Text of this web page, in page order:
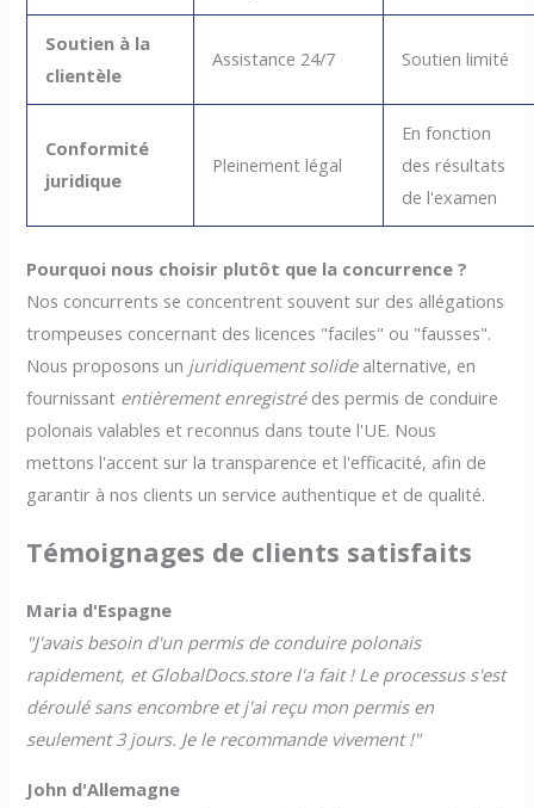
Soutien à la
clientèle
Assistance 24/7 Soutien limité
Conformité
juridique
Pleinement légal
En fonction
des résultats
de l'examen
Pourquoi nous choisir plutôt que la concurrence ?
Nos concurrents se concentrent souvent sur des allégations
trompeuses concernant des licences "faciles" ou "fausses".
Nous proposons un juridiquement solidealternative, en
fournissant entièrement enregistrédes permis de conduire
polonais valables et reconnus dans toute l'UE. Nous
mettons l'accent sur la transparence et l'efficacité, afin de
garantir à nos clients un service authentique et de qualité.
Témoignages de clients satisfaits
Maria d'Espagne
"J'avais besoin d'un permis de conduire polonais
rapidement, et GlobalDocs.store l'a fait ! Le processus s'est
déroulé sans encombre et j'ai reçu mon permis en
seulement 3 jours. Je le recommande vivement !"
John d'Allemagne